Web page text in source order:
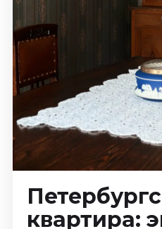
Январь 2027
Стендап
Август 2026
Сентябрь 2026
Октябрь 2026
Ноябрь 2026
Декабрь 2026
Выставки
Декабрь 2026
Январь 2027
квартира: